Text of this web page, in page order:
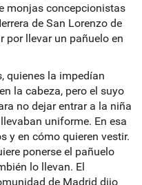
monjas concepcionistas
de San Lorenzo de
por llevar un pañuelo en
quienes la impedían
la cabeza, pero el suyo
no dejar entrar a la niña
uniforme. En esa
y en cómo quieren vestir.
ponerse el pañuelo
lo llevan. El
de Madrid dijo